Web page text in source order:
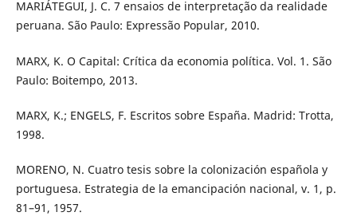
MARIÁTEGUI, J. C. 7 ensaios de interpretação da realidade
peruana. São Paulo: Expressão Popular, 2010.
MARX, K. O Capital: Crítica da economia política. Vol. 1. São
Paulo: Boitempo, 2013.
MARX, K.; ENGELS, F. Escritos sobre España. Madrid: Trotta,
1998.
MORENO, N. Cuatro tesis sobre la colonización española y
portuguesa. Estrategia de la emancipación nacional, v. 1, p.
81–91, 1957.